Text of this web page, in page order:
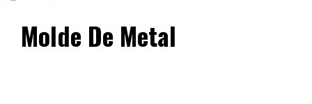
Molde De Metal